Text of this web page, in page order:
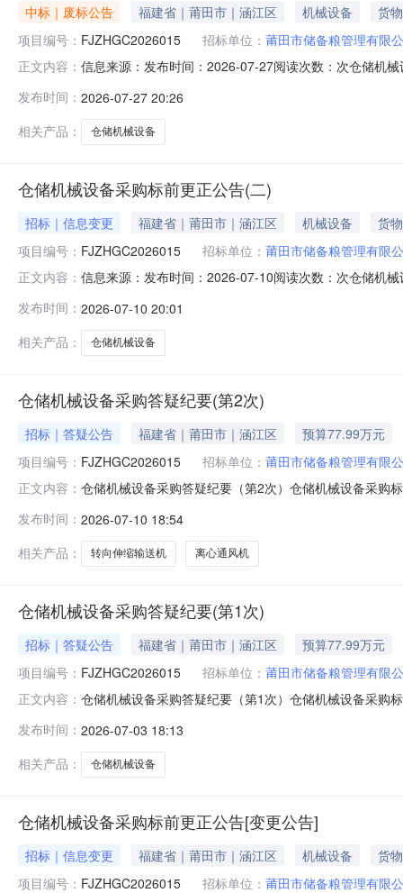
中标｜废标公告 福建省｜莆田市｜涵江区 机械设备
货物
项目编号： FJZHGC2026015 招标单位： 莆田市储备粮管理有限
正文内容： 信息来源：发布时间：2026-07-27阅读次数：次仓储机
程有限公司、安徽云龙粮机有限公司共4家提供的3C认
商，做流标处理
发布时间： 2026-07-27 20:26
相关产品：
仓储机械设备
仓储机械设备采购标前更正公告(二)
招标｜信息变更 福建省｜莆田市｜涵江区 机械设备
货物
项目编号： FJZHGC2026015 招标单位： 莆田市储备粮管理有限
正文内容： 信息来源：发布时间：2026-07-10阅读次数：次仓储机
商务项中：认证体系：投标人具有有效的设备维护保养
整为31分。2、
发布时间： 2026-07-10 20:01
相关产品：
仓储机械设备
仓储机械设备采购答疑纪要(第2次)
招标｜答疑公告 福建省｜莆田市｜涵江区
预算77.99万元
项目编号： FJZHGC2026015 招标单位： 莆田市储备粮管理有限
正文内容： 仓储机械设备采购答疑纪要（第2次）仓储机械设备采购
中：认证体系：投标人具有有效的设备维护保养管理体
分。2、磋商文件第五章招标
发布时间： 2026-07-10 18:54
相关产品：
转向伸缩输送机 离心通风机
仓储机械设备采购答疑纪要(第1次)
招标｜答疑公告 福建省｜莆田市｜涵江区
预算77.99万元
项目编号： FJZHGC2026015 招标单位： 莆田市储备粮管理有限
正文内容： 仓储机械设备采购答疑纪要（第1次）仓储机械设备采购
为保证产品质量，投标人拟派出的项目负责人具有机电
标截止时间的当月）内任一月
发布时间： 2026-07-03 18:13
相关产品：
仓储机械设备
仓储机械设备采购标前更正公告[变更公告]
招标｜信息变更 福建省｜莆田市｜涵江区 机械设备
货物
项目编号： FJZHGC2026015 招标单位： 莆田市储备粮管理有限